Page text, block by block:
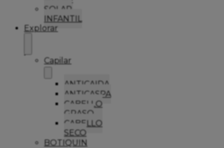
SOLAR
INFANTIL
Explorar
Capilar
ANTICAIDA
ANTICASPA
CABELLO
GRASO
CABELLO
SECO
BOTIQUIN